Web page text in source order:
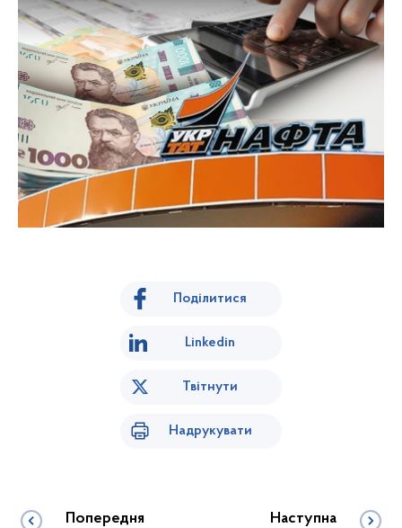
Поділитися
Linkedin
Твітнути
Надрукувати
Попередня Наступна